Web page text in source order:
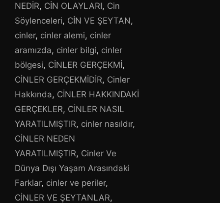
NEDİR, CİN OLAYLARI, Cin
Söylenceleri, CİN VE ŞEYTAN,
cinler, cinler alemi, cinler
aramızda, cinler bilgi, cinler
bölgesi, CİNLER GERÇEKMİ,
CİNLER GERÇEKMİDİR, Cinler
Hakkında, CİNLER HAKKINDAKİ
GERÇEKLER, CİNLER NASIL
YARATILMIŞTIR, cinler nasıldır,
CİNLER NEDEN
YARATILMIŞTIR, Cinler Ve
Dünya Dışı Yaşam Arasındaki
Farklar, cinler ve periler,
CİNLER VE ŞEYTANLAR,